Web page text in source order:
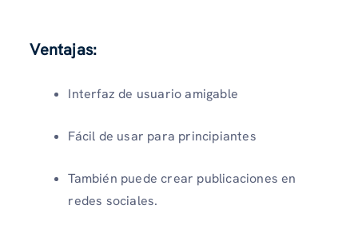
Ventajas:
Interfaz de usuario amigable
Fácil de usar para principiantes
También puede crear publicaciones en
redes sociales.